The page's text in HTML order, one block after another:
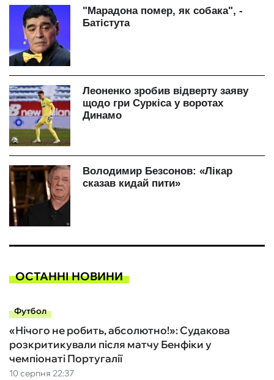
ОСТАННІ НОВИНИ
Футбол
10 серпня 22:37
«Нічого не робить, абсолютно!»: Судакова
розкритикували після матчу Бенфіки у
чемпіонаті Португалії